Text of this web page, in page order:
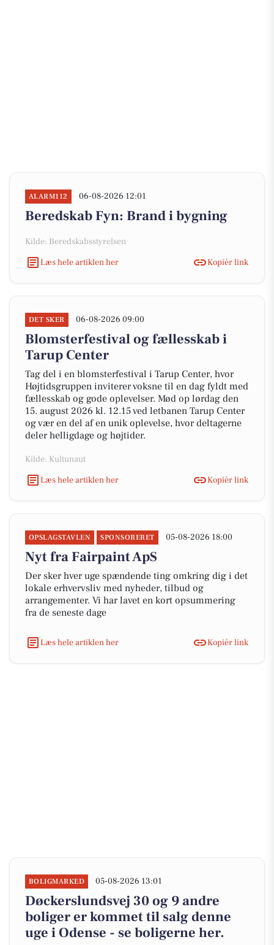
ALARM112 06-08-2026 12:01
Beredskab Fyn: Brand i bygning
Kilde: Beredskabsstyrelsen
Læs hele artiklen her
Kopiér link
DET SKER 06-08-2026 09:00
Blomsterfestival og fællesskab i
Tarup Center
Tag del i en blomsterfestival i Tarup Center, hvor
Højtidsgruppen inviterer voksne til en dag fyldt med
fællesskab og gode oplevelser. Mød op lørdag den
15. august 2026 kl. 12.15 ved letbanen Tarup Center
og vær en del af en unik oplevelse, hvor deltagerne
deler helligdage og højtider.
Kilde: Kultunaut
Læs hele artiklen her
Kopiér link
OPSLAGSTAVLEN SPONSORERET 05-08-2026 18:00
Nyt fra Fairpaint ApS
Der sker hver uge spændende ting omkring dig i det
lokale erhvervsliv med nyheder, tilbud og
arrangementer. Vi har lavet en kort opsummering
fra de seneste dage
Læs hele artiklen her Kopiér link
BOLIGMARKED 05-08-2026 13:01
Døckerslundsvej 30 og 9 andre
boliger er kommet til salg denne
uge i Odense - se boligerne her.